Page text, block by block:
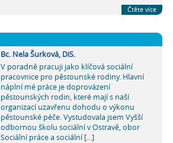
Čtěte více
Bc. Nela Šurková, DiS.
V poradně pracuji jako klíčová sociální
pracovnice pro pěstounské rodiny. Hlavní
náplní mé práce je doprovázení
pěstounských rodin, které mají s naší
organizací uzavřenu dohodu o výkonu
pěstounské péče. Vystudovala jsem Vyšší
odbornou školu sociální v Ostravě, obor
Sociální práce a sociální [...]